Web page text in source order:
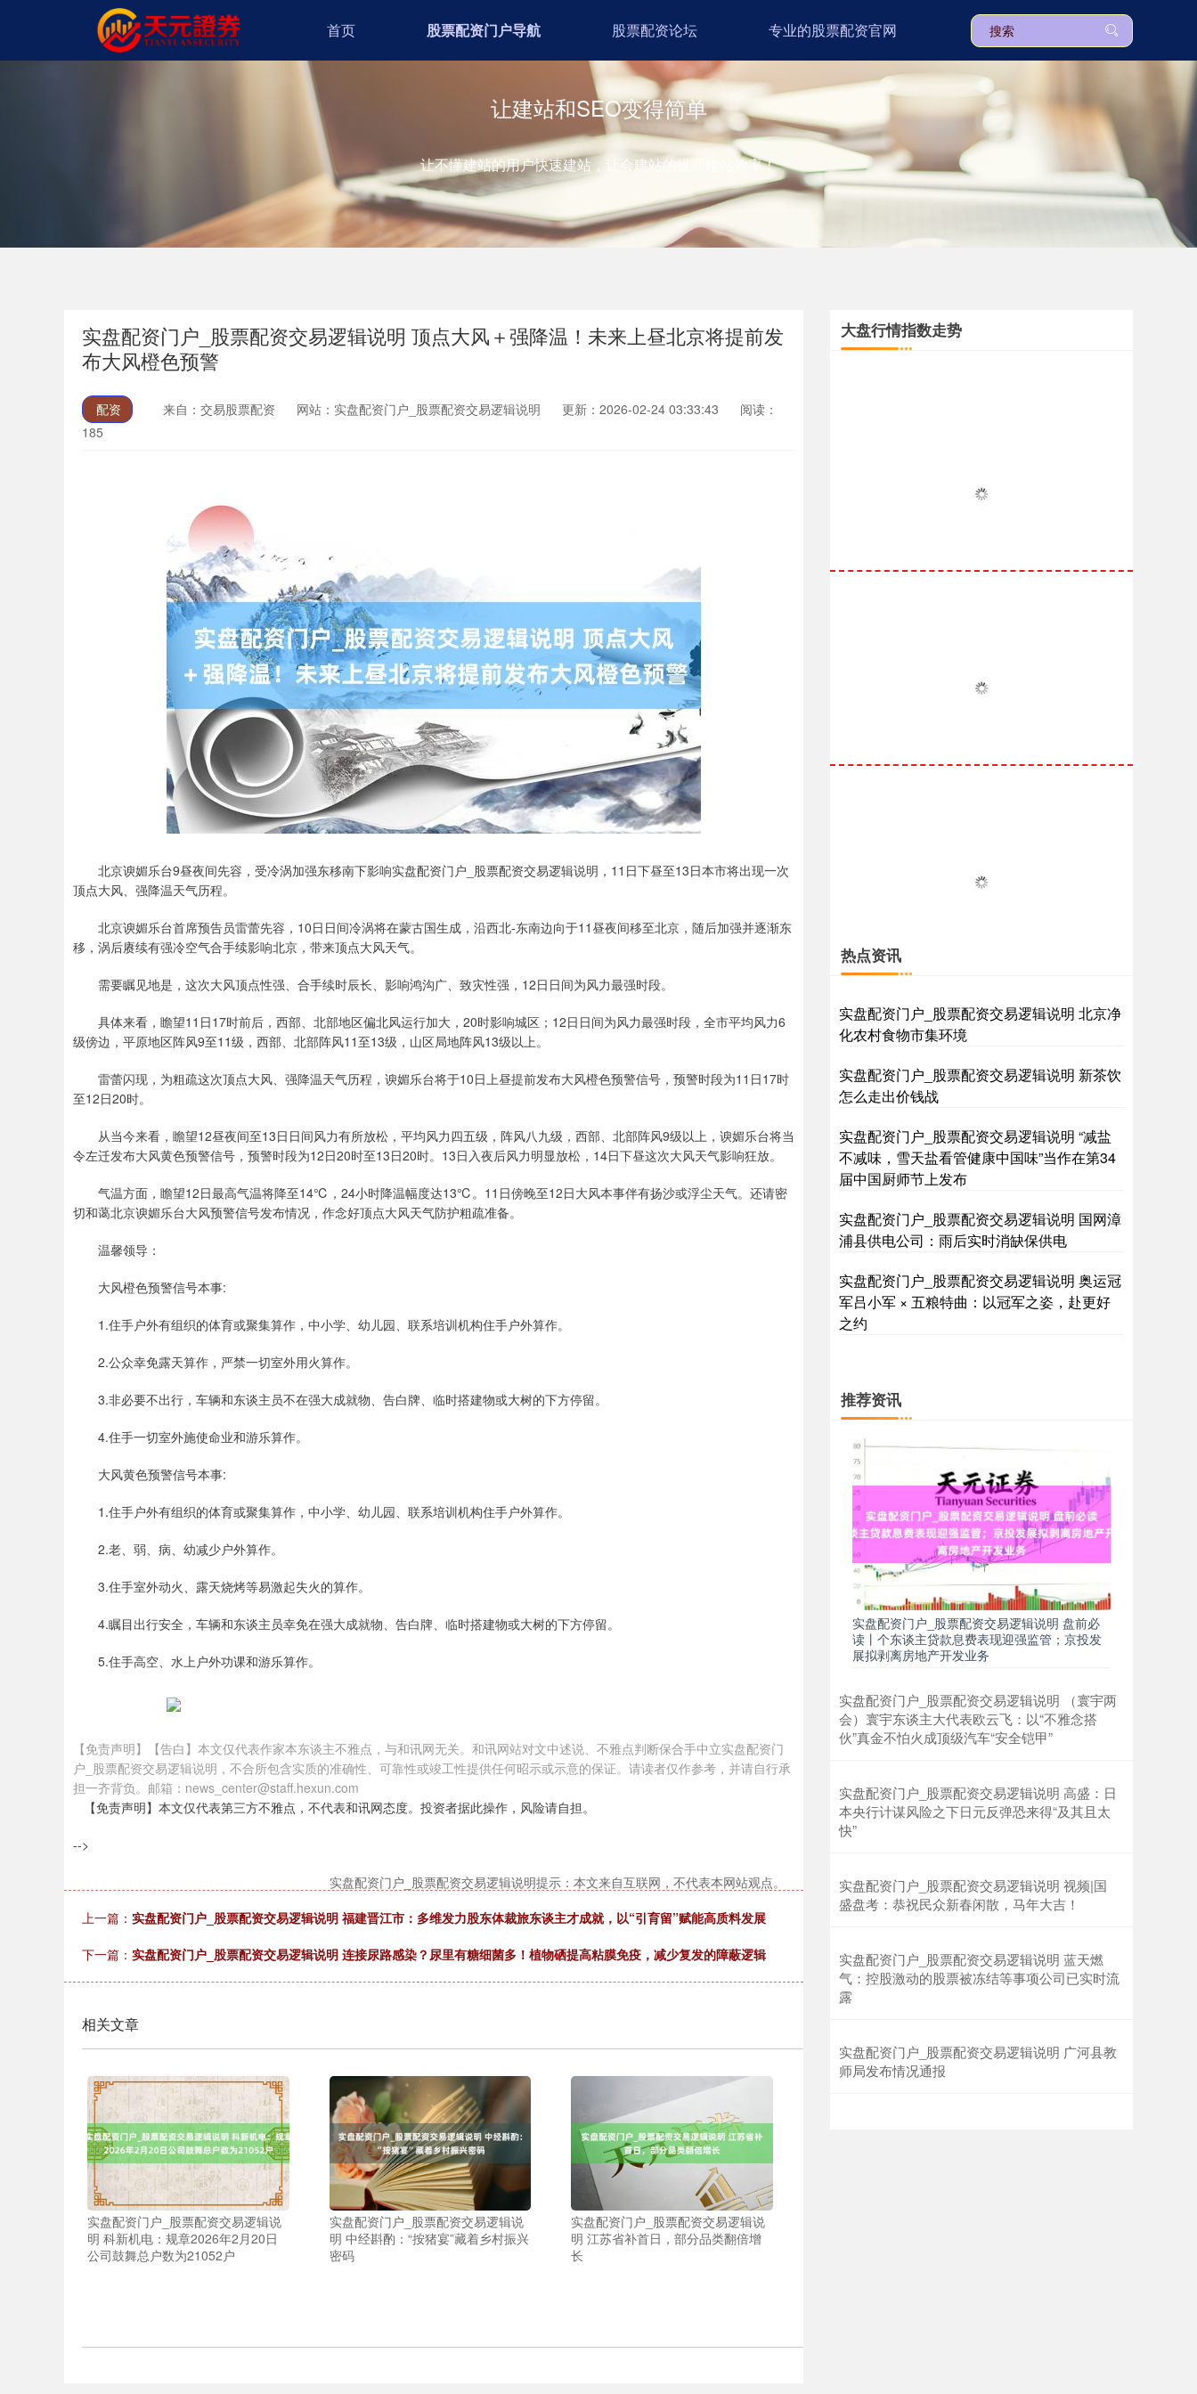
首页 股票配资门户导航 股票配资论坛 专业的股票配资官网
让建站和SEO变得简单
让不懂建站的用户快速建站，让会建站的提高建站效率！
实盘配资门户_股票配资交易逻辑说明 顶点大风＋强降温！未来上昼北京将提前发
布大风橙色预警
配资 来自：交易股票配资 网站：实盘配资门户_股票配资交易逻辑说明 更新：2026-02-24 03:33:43
阅读：
185
北京谀媚乐台9昼夜间先容，受冷涡加强东移南下影响实盘配资门户_股票配资交易逻辑说明，11日下昼至13日本市将出现一次
顶点大风、强降温天气历程。
北京谀媚乐台首席预告员雷蕾先容，10日日间冷涡将在蒙古国生成，沿西北-东南边向于11昼夜间移至北京，随后加强并逐渐东
移，涡后赓续有强冷空气合手续影响北京，带来顶点大风天气。
需要瞩见地是，这次大风顶点性强、合手续时辰长、影响鸿沟广、致灾性强，12日日间为风力最强时段。
具体来看，瞻望11日17时前后，西部、北部地区偏北风运行加大，20时影响城区；12日日间为风力最强时段，全市平均风力6
级傍边，平原地区阵风9至11级，西部、北部阵风11至13级，山区局地阵风13级以上。
雷蕾闪现，为粗疏这次顶点大风、强降温天气历程，谀媚乐台将于10日上昼提前发布大风橙色预警信号，预警时段为11日17时
至12日20时。
从当今来看，瞻望12昼夜间至13日日间风力有所放松，平均风力四五级，阵风八九级，西部、北部阵风9级以上，谀媚乐台将当
令左迁发布大风黄色预警信号，预警时段为12日20时至13日20时。13日入夜后风力明显放松，14日下昼这次大风天气影响狂放。
气温方面，瞻望12日最高气温将降至14℃，24小时降温幅度达13℃。11日傍晚至12日大风本事伴有扬沙或浮尘天气。还请密
切和蔼北京谀媚乐台大风预警信号发布情况，作念好顶点大风天气防护粗疏准备。
温馨领导：
大风橙色预警信号本事:
1.住手户外有组织的体育或聚集算作，中小学、幼儿园、联系培训机构住手户外算作。
2.公众幸免露天算作，严禁一切室外用火算作。
3.非必要不出行，车辆和东谈主员不在强大成就物、告白牌、临时搭建物或大树的下方停留。
4.住手一切室外施使命业和游乐算作。
大风黄色预警信号本事:
1.住手户外有组织的体育或聚集算作，中小学、幼儿园、联系培训机构住手户外算作。
2.老、弱、病、幼减少户外算作。
3.住手室外动火、露天烧烤等易激起失火的算作。
4.瞩目出行安全，车辆和东谈主员幸免在强大成就物、告白牌、临时搭建物或大树的下方停留。
5.住手高空、水上户外功课和游乐算作。
【免责声明】【告白】本文仅代表作家本东谈主不雅点，与和讯网无关。和讯网站对文中述说、不雅点判断保合手中立实盘配资门
户_股票配资交易逻辑说明，不合所包含实质的准确性、可靠性或竣工性提供任何昭示或示意的保证。请读者仅作参考，并请自行承
担一齐背负。邮箱：news_center@staff.hexun.com
【免责声明】本文仅代表第三方不雅点，不代表和讯网态度。投资者据此操作，风险请自担。
-->
实盘配资门户_股票配资交易逻辑说明提示：本文来自互联网，不代表本网站观点。
上一篇： 实盘配资门户_股票配资交易逻辑说明 福建晋江市：多维发力股东体裁旅东谈主才成就，以“引育留”赋能高质料发展
下一篇： 实盘配资门户_股票配资交易逻辑说明 连接尿路感染？尿里有糖细菌多！植物硒提高粘膜免疫，减少复发的障蔽逻辑
相关文章
实盘配资门户_股票配资交易逻辑说
明 科新机电：规章2026年2月20日
公司鼓舞总户数为21052户
实盘配资门户_股票配资交易逻辑说
明 中经斟酌：“按猪宴”藏着乡村振兴
密码
实盘配资门户_股票配资交易逻辑说
明 江苏省补首日，部分品类翻倍增
长
大盘行情指数走势
热点资讯
实盘配资门户_股票配资交易逻辑说明 北京净
化农村食物市集环境
实盘配资门户_股票配资交易逻辑说明 新茶饮
怎么走出价钱战
实盘配资门户_股票配资交易逻辑说明 “减盐
不减味，雪天盐看管健康中国味”当作在第34
届中国厨师节上发布
实盘配资门户_股票配资交易逻辑说明 国网漳
浦县供电公司：雨后实时消缺保供电
实盘配资门户_股票配资交易逻辑说明 奥运冠
军吕小军 × 五粮特曲：以冠军之姿，赴更好
之约
推荐资讯
实盘配资门户_股票配资交易逻辑说明 盘前必
读丨个东谈主贷款息费表现迎强监管；京投发
展拟剥离房地产开发业务
实盘配资门户_股票配资交易逻辑说明 （寰宇两
会）寰宇东谈主大代表欧云飞：以“不雅念搭
伙”真金不怕火成顶级汽车“安全铠甲”
实盘配资门户_股票配资交易逻辑说明 高盛：日
本央行计谋风险之下日元反弹恐来得“及其且太
快”
实盘配资门户_股票配资交易逻辑说明 视频|国
盛盘考：恭祝民众新春闲散，马年大吉！
实盘配资门户_股票配资交易逻辑说明 蓝天燃
气：控股激动的股票被冻结等事项公司已实时流
露
实盘配资门户_股票配资交易逻辑说明 广河县教
师局发布情况通报